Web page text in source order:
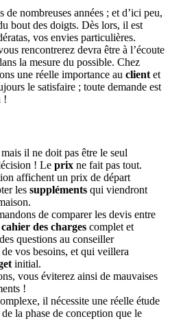
nombreuses années ; et d’ici peu,
bout des doigts. Dès lors, il est
vos envies particulières.
rencontrerez devra être à l’écoute
la mesure du possible. Chez
une réelle importance au client et
le satisfaire ; toute demande est
!
il ne doit pas être le seul
! Le prix ne fait pas tout.
affichent un prix de départ
les suppléments qui viendront
de comparer les devis entre
cahier des charges complet et
questions au conseiller
vos besoins, et qui veillera
initial.
vous éviterez ainsi de mauvaises
!
il nécessite une réelle étude
la phase de conception que le